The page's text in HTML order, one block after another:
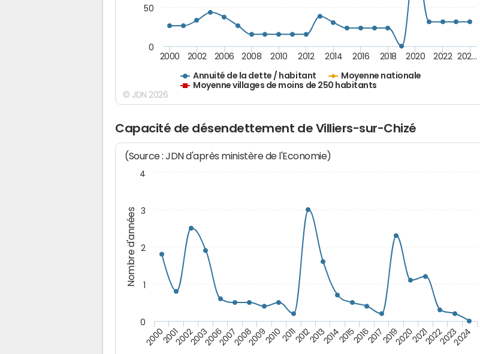
Annuité de la dette / habitant
Moyenne nationale
Moyenne villages de moins de 250 habitants
2000 2002 2006 2008 2010 2012 2014 2016 2018 2020 2022 202…
0
50
© JDN 2026
Capacité de désendettement de Villiers-sur-Chizé
Nombre d'années
(Source : JDN d'après ministère de l'Economie)
2000200120022003200620072008200920102011201220132014201520162017201920202021202220232024
0
1
2
3
4